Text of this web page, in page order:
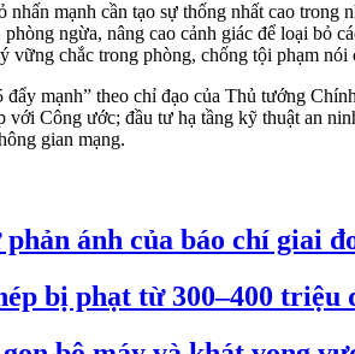
mạnh cần tạo sự thống nhất cao
ngừa, nâng cao cảnh giác để loại
vững chắc trong phòng, chống tội phạm
mạnh” theo chỉ đạo của Thủ tướng
Công ước; đầu tư hạ tầng kỹ thuật an
gian mạng.
ánh của báo chí giai
bị phạt từ 300–400 triệu